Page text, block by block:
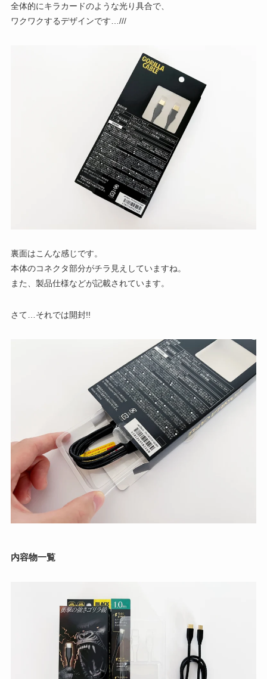
全体的にキラカードのような光り具合で、
ワクワクするデザインです…///
裏面はこんな感じです。
本体のコネクタ部分がチラ見えしていますね。
また、製品仕様などが記載されています。
さて…それでは開封!!
内容物一覧